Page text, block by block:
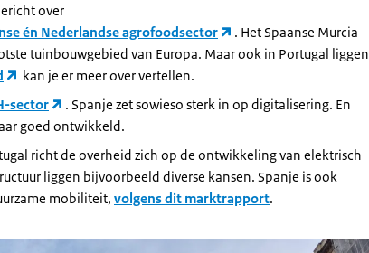
over
én Nederlandse agrofoodsector
. Het Spaanse Murcia
tuinbouwgebied van Europa. Maar ook in Portugal liggen
kan je er meer over vertellen.
sector
. Spanje zet sowieso sterk in op digitalisering. En
goed ontwikkeld.
richt de overheid zich op de ontwikkeling van elektrisch
liggen bijvoorbeeld diverse kansen. Spanje is ook
mobiliteit, volgens dit marktrapport.